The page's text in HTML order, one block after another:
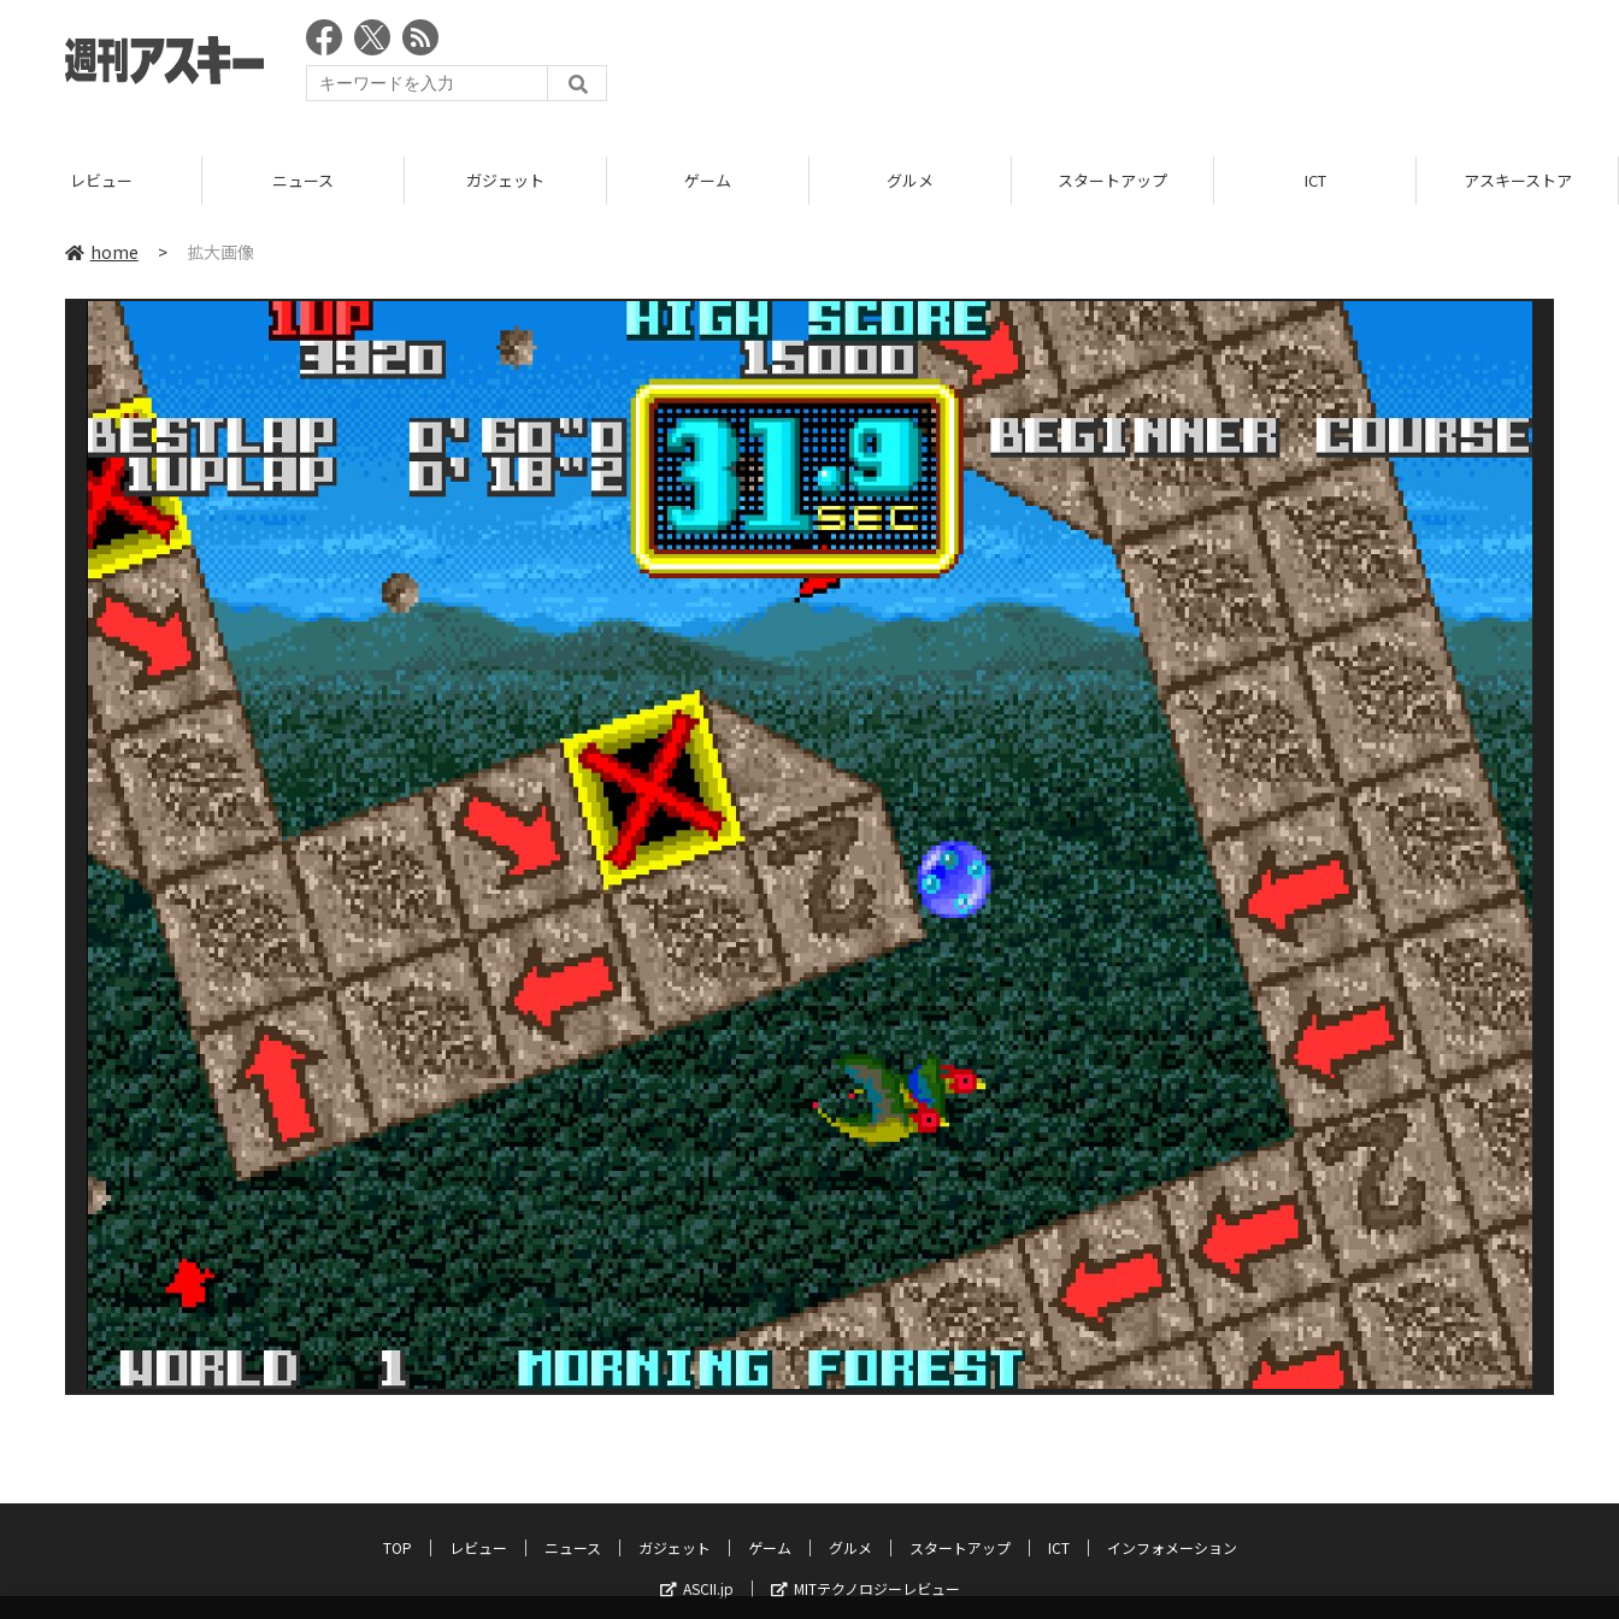
レビュー ニュース ガジェット ゲーム グルメ スタートアップ ICT アスキーストア
home > 拡大画像
TOP レビュー ニュース ガジェット ゲーム グルメ スタートアップ ICT
インフォメーション
ASCII.jp
MITテクノロジーレビュー